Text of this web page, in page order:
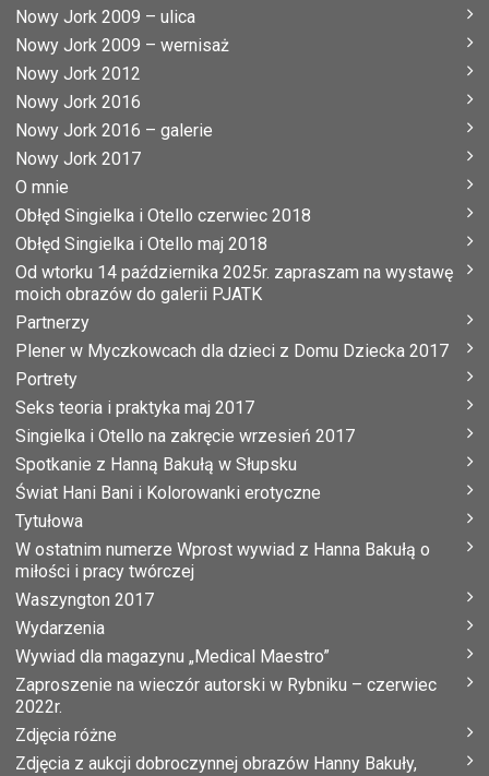
Nowy Jork 2009 – ulica
Nowy Jork 2009 – wernisaż
Nowy Jork 2012
Nowy Jork 2016
Nowy Jork 2016 – galerie
Nowy Jork 2017
O mnie
Obłęd Singielka i Otello czerwiec 2018
Obłęd Singielka i Otello maj 2018
Od wtorku 14 października 2025r. zapraszam na wystawę
moich obrazów do galerii PJATK
Partnerzy
Plener w Myczkowcach dla dzieci z Domu Dziecka 2017
Portrety
Seks teoria i praktyka maj 2017
Singielka i Otello na zakręcie wrzesień 2017
Spotkanie z Hanną Bakułą w Słupsku
Świat Hani Bani i Kolorowanki erotyczne
Tytułowa
W ostatnim numerze Wprost wywiad z Hanna Bakułą o
miłości i pracy twórczej
Waszyngton 2017
Wydarzenia
Wywiad dla magazynu „Medical Maestro”
Zaproszenie na wieczór autorski w Rybniku – czerwiec
2022r.
Zdjęcia różne
Zdjęcia z aukcji dobroczynnej obrazów Hanny Bakuły,